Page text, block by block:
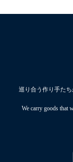
巡り合う作り手た
We carry goods that